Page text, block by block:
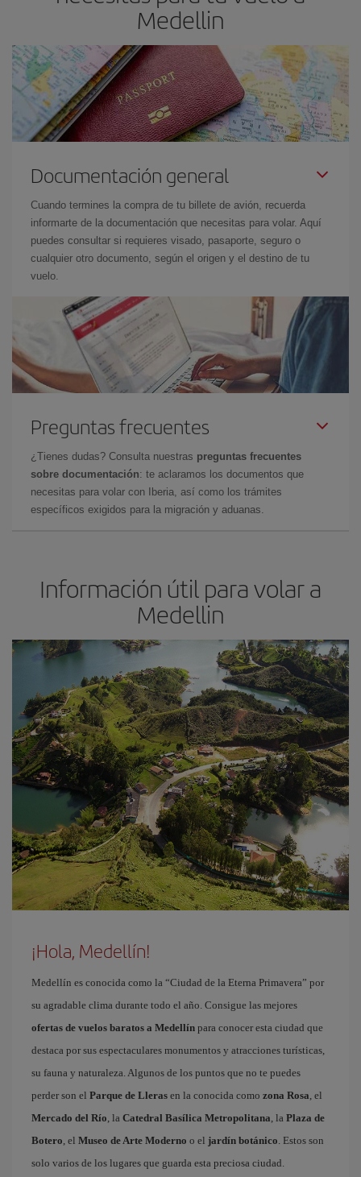
Medellin
Documentación general
Cuando termines la compra de tu billete de avión, recuerda
informarte de la documentación que necesitas para volar. Aquí
puedes consultar si requieres visado, pasaporte, seguro o
cualquier otro documento, según el origen y el destino de tu
vuelo.
Preguntas frecuentes
¿Tienes dudas? Consulta nuestras preguntas frecuentes
sobre documentación: te aclaramos los documentos que
necesitas para volar con Iberia, así como los trámites
específicos exigidos para la migración y aduanas.
Información útil para volar a
Medellin
¡Hola, Medellín!
Medellín es conocida como la “Ciudad de la Eterna Primavera” por
su agradable clima durante todo el año. Consigue las mejores
ofertas de vuelos baratos a Medellín para conocer esta ciudad que
destaca por sus espectaculares monumentos y atracciones turísticas,
su fauna y naturaleza. Algunos de los puntos que no te puedes
perder son el Parque de Lleras en la conocida como zona Rosa , el
Mercado del Río , la Catedral Basílica Metropolitana , la Plaza de
Botero , el Museo de Arte Moderno o el jardín botánico . Estos son
solo varios de los lugares que guarda esta preciosa ciudad.